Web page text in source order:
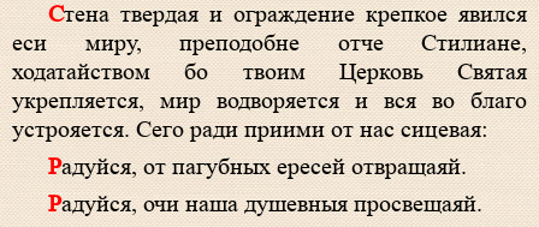
Стена твердая и ограждение крепкое явился
еси миру, преподобне отче Стилиане,
ходатайством бо твоим Церковь Святая
укрепляется, мир водворяется и вся во благо
устрояется. Сего ради приими от нас сицевая:
Радуйся, от пагубных ересей отвращаяй.
Радуйся, очи наша душевныя просвещаяй.